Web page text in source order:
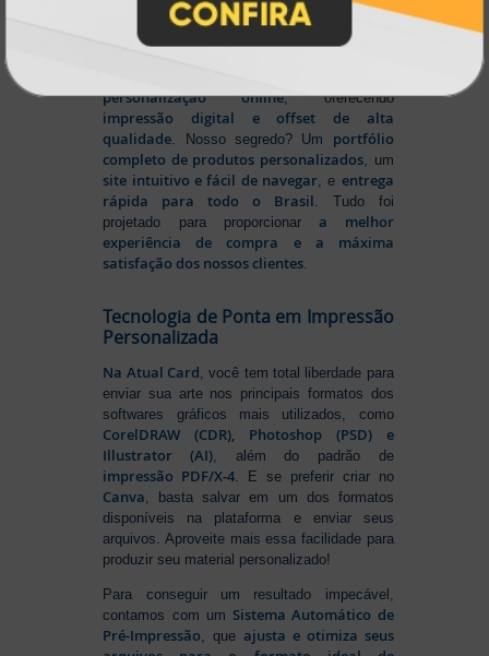
Prestes a completar três décadas de
personalização online, oferecendo
impressão digital e offset de alta
qualidade . Nosso segredo? Um portfólio
completo de produtos personalizados , um
site intuitivo e fácil de navegar , e entrega
rápida para todo o Brasil . Tudo foi
projetado para proporcionara melhor
experiência de compra e a máxima
satisfação dos nossos clientes
Tecnologia de Ponta em Impressão
Personalizada
Na Atual Card, você tem total liberdade para
enviar sua arte nos principais formatos dos
softwares gráficos mais utilizados, como
CorelDRAW (CDR), Photoshop (PSD) e
Illustrator (AI), além do padrão de
impressão PDF/X-4. E se preferir criar no
Canva, basta salvar em um dos formatos
disponíveis na plataforma e enviar seus
arquivos. Aproveite mais essa facilidade para
produzir seu material personalizado!
Para conseguir um resultado impecável,
contamos com um Sistema Automático de
Pré-Impressão, queajusta e otimiza seus